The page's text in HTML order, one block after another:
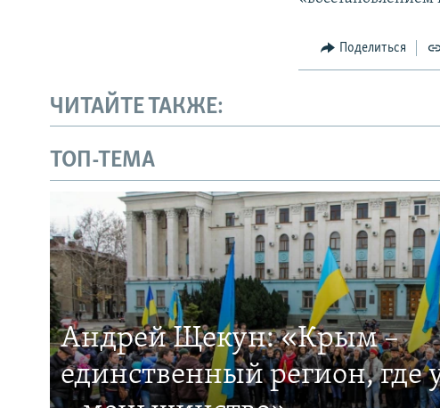
Поделиться
ЧИТАЙТЕ ТАКЖЕ:
ТОП-ТЕМА
Андрей Щекун: «Крым –
единственный регион, где